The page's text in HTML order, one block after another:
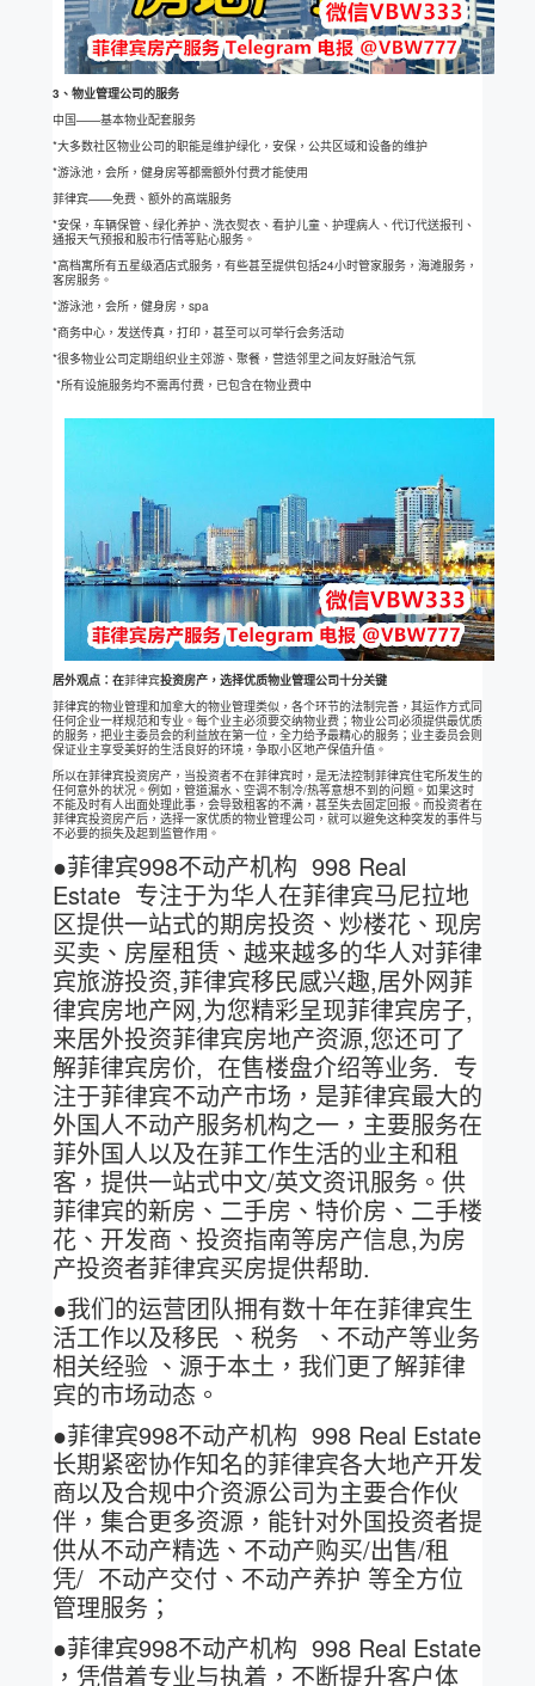
3、物业管理公司的服务
中国——基本物业配套服务
*大多数社区物业公司的职能是维护绿化，安保，公共区域和设备的维护
*游泳池，会所，健身房等都需额外付费才能使用
菲律宾——免费、额外的高端服务
*安保，车辆保管、绿化养护、洗衣熨衣、看护儿童、护理病人、代订代送报刊、
通报天气预报和股市行情等贴心服务。
*高档寓所有五星级酒店式服务，有些甚至提供包括24小时管家服务，海滩服务，
客房服务。
*游泳池，会所，健身房，spa
*商务中心，发送传真，打印，甚至可以可举行会务活动
*很多物业公司定期组织业主郊游、聚餐，营造邻里之间友好融洽气氛
*所有设施服务均不需再付费，已包含在物业费中
居外观点：在菲律宾投资房产，选择优质物业管理公司十分关键
菲律宾的物业管理和加拿大的物业管理类似，各个环节的法制完善，其运作方式同
任何企业一样规范和专业。每个业主必须要交纳物业费；物业公司必须提供最优质
的服务，把业主委员会的利益放在第一位，全力给予最精心的服务；业主委员会则
保证业主享受美好的生活良好的环境，争取小区地产保值升值。
所以在菲律宾投资房产，当投资者不在菲律宾时，是无法控制菲律宾住宅所发生的
任何意外的状况。例如，管道漏水、空调不制冷/热等意想不到的问题。如果这时
不能及时有人出面处理此事，会导致租客的不满，甚至失去固定回报。而投资者在
菲律宾投资房产后，选择一家优质的物业管理公司，就可以避免这种突发的事件与
不必要的损失及起到监管作用。
●菲律宾998不动产机构 998 Real
Estate 专注于为华人在菲律宾马尼拉地
区提供一站式的期房投资、炒楼花、现房
买卖、房屋租赁、越来越多的华人对菲律
宾旅游投资,菲律宾移民感兴趣,居外网菲
律宾房地产网,为您精彩呈现菲律宾房子,
来居外投资菲律宾房地产资源,您还可了
解菲律宾房价, 在售楼盘介绍等业务. 专
注于菲律宾不动产市场，是菲律宾最大的
外国人不动产服务机构之一，主要服务在
菲外国人以及在菲工作生活的业主和租
客，提供一站式中文/英文资讯服务。供
菲律宾的新房、二手房、特价房、二手楼
花、开发商、投资指南等房产信息,为房
产投资者菲律宾买房提供帮助.
●我们的运营团队拥有数十年在菲律宾生
活工作以及移民 、税务 、不动产等业务
相关经验 、源于本土，我们更了解菲律
宾的市场动态。
●菲律宾998不动产机构 998 Real Estate
长期紧密协作知名的菲律宾各大地产开发
商以及合规中介资源公司为主要合作伙
伴，集合更多资源，能针对外国投资者提
供从不动产精选、不动产购买/出售/租
凭/ 不动产交付、不动产养护 等全方位
管理服务；
●菲律宾998不动产机构 998 Real Estate
，凭借着专业与执着，不断提升客户体